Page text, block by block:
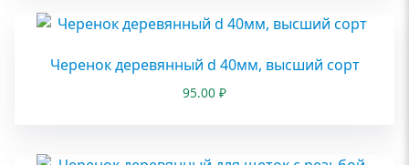
Черенок деревянный d 40мм, высший сорт
95.00 ₽